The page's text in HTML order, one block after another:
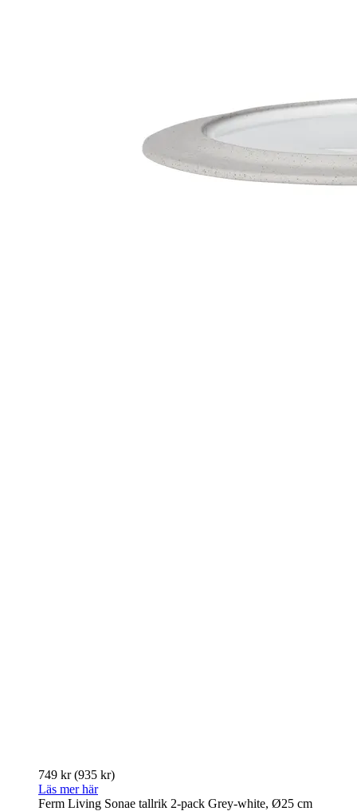
749 kr(935 kr)
Läs mer här
Ferm Living Sonae tallrik 2-pack Grey-white, Ø25 cm